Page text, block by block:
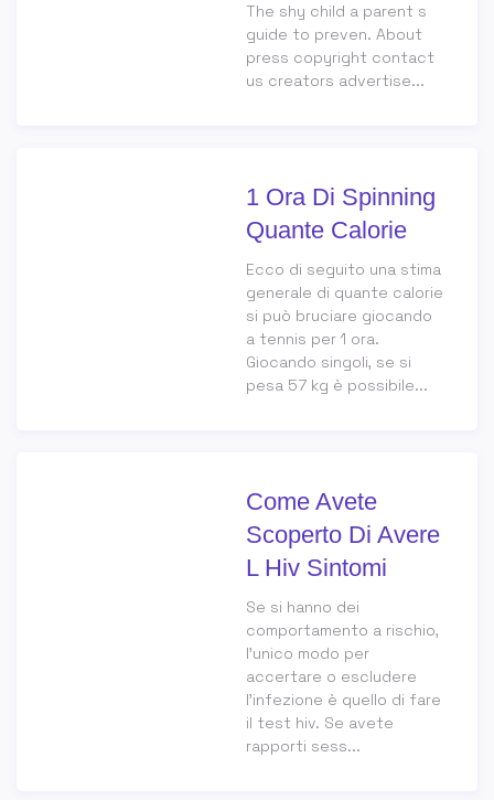
The shy child a parent s
guide to preven. About
press copyright contact
us creators advertise...
1 Ora Di Spinning
Quante Calorie
Ecco di seguito una stima
generale di quante calorie
si può bruciare giocando
a tennis per 1 ora.
Giocando singoli, se si
pesa 57 kg è possibile...
Come Avete
Scoperto Di Avere
L Hiv Sintomi
Se si hanno dei
comportamento a rischio,
l’unico modo per
accertare o escludere
l’infezione è quello di fare
il test hiv. Se avete
rapporti sess...